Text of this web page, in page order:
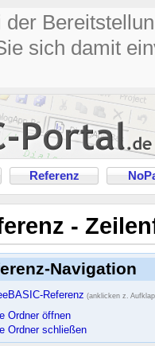
sich damit
Referenz
-
Navigation
Referenz (anklicken z.
Ordner öffnen
Ordner schließen